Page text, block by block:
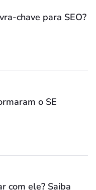
chave para SEO?
o SE
com ele? Saiba